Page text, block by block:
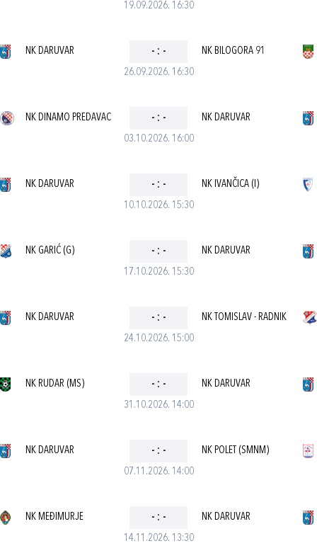
19.09.2026. 16:30
26.09.2026. 16:30
NK DARUVAR - : - NK BILOGORA 91
03.10.2026. 16:00
NK DINAMO PREDAVAC - : - NK DARUVAR
10.10.2026. 15:30
NK DARUVAR - : - NK IVANČICA (I)
17.10.2026. 15:30
NK GARIĆ (G) - : - NK DARUVAR
24.10.2026. 15:00
NK DARUVAR - : - NK TOMISLAV - RADNIK
31.10.2026. 14:00
NK RUDAR (MS) - : - NK DARUVAR
07.11.2026. 14:00
NK DARUVAR - : - NK POLET (SMNM)
14.11.2026. 13:30
NK MEĐIMURJE - : - NK DARUVAR